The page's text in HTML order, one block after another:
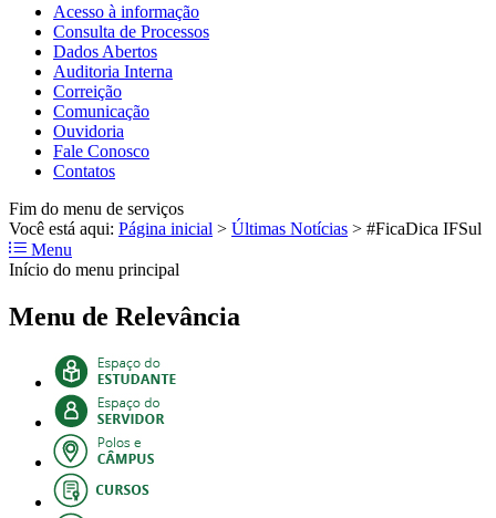
Acesso à informação
Consulta de Processos
Dados Abertos
Auditoria Interna
Correição
Comunicação
Ouvidoria
Fale Conosco
Contatos
Fim do menu de serviços
Você está aqui: Página inicial > Últimas Notícias > #FicaDica IFSul
Menu
Início do menu principal
Menu de Relevância